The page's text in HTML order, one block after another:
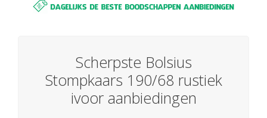
Scherpste Bolsius
Stompkaars 190/68 rustiek
ivoor aanbiedingen